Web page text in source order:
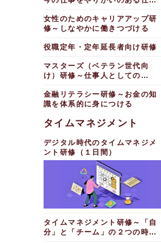
ワークで学ぶ（半日間）
ベテラン・シニア向け
50代活動（いそかつ）
ルを考える
イン研修～キャリアシフトに向
けた意識変革と計画策定
（外資企業向け）50代
キャリアデザイン研修～自分の
価値を高める
50代向け研修～これま
でを振り返り、人生の先輩とし
て知識を後輩に伝える
50代向け研修～自身の
スキルを棚卸し、これからの目
標を考える（半日間）
ベテラン向けキャリアデ
ザイン研修～変化に適応できる
スキルを習得する
女性向けキャリア研修～
キャリアを「Must・Will・
レゴ®シリアスプレイ®
を使ったチームビルディング研
修（半日間）
部下とのコミュニケーシ
ョン実践研修～心理的安全性の
高い職場を作る
【持続可能な成長をするためのアン
（半日研修）仕事の進め
方研修～アンラーニングで思考
（半日研修）ＤＸ理解研
【キャリアデザイン】
３０代向けキャリアデザ
イン研修～主体的かつ戦略的に
キャリアを考える
４０代向けキャリアデザ
イン研修～ワーク・ライフ・マ
ネーバランスを考える
５０代活動（いそかつ）
研修 ～これからのワークスタ
イン研修～意識変革と計画策定
マスターズベテラン世代
向け研修～好奇心をもって仕事
人としての「芸」を磨く
デジタルスキルを習得する
～Excel初級者でもＡＩの力で
使いこなす
＜速習！＞中級者向け
Excel研修～データの集計・分
析編（半日間）
人を動かすPowerPoint
資料の作り方研修～相手目線で
デザインする
長文作成のためのWord
研修～変更に強い仕様書・報告
書・マニュアルを作成する
Python学院～プログラ
ミング未経験者が業務への活用
方法を学ぶ
ジョブ・クラフティング
研修～やりがいのある仕事に変
値観を探る（半日間）
ビジネスゲーム研修～仕
事をポジティブに捉える編
る
形成とモチベーション管理編
20代向けキャリアデザ
イン研修～Must・Can・Will
でキャリアを考える
イン研修～主体的かつ戦略的に
キャリアを考える
40代向けキャリアデザ
イン研修～ワーク・ライフ・マ
ネーバランスを考える
50代向けキャリアデザ
イン研修～人生100年時代のマ
ネーとキャリアを考える
動機付けで部下のやる気を高める
部下モチベーション向上
研修
援編（１日間）
【女性活躍推進】
【まとめ】女性活躍推進
女性活躍推進研修 ～リ
ーダーへのステップアップ編
（１日間）
信を持ってキャリアアップを目
指す編（２日間）
性管理職向け職場環境整備編
（１日間）
女性のためのキャリアア
ップ研修～アンコンシャス・バ
イアスにとらわれず、しなやか
に働きつづけるためのヒントを
得る（１日間）
女性活躍推進研修 自分
らしさを発揮できるリーダー像
を描く編（半日間）
女性活躍推進研修 ～メ
ンタルタフネス編（１日間）
研修
労務管理研修
個人情報保護法研修
新任システム担当者研修
（１日間）
【受け入れ側向け】
ＯＪＴ指導者研修(１日
メンター研修(１日間)
マニュアル作成研修 ～
基礎編(１日間)
部下との面談力向上研修
（１日間)
の異動編（１日間）
職種転換者向け営業基礎
研修～他職種から営業へのキャ
女性向けキャリアチェン
種転換する編（１日間）
営業研修 ～セールスプ
レゼンテーションスキル編（１
日間）
案書の作成と折衝力編（１日
間）
【サポートセンターへの職種転換】
オペレータースキル向上
研修～相手が満足するトークス
電話応対研修 ～よりよ
い応対を考える編（１日間）
電話応対研修 ～アウト
クレーム電話対応研修
50代活動（いそかつ）
研修～これからのワークスタイ
ルを考える
女性のためのスマートワ
職場に貢献する
行政向けキャリアデザイ
行政向けキャリアデザイ
ン研修～ミドル編
行政向けキャリアデザイ
ン研修～シニア編
トラブルを回避するために
コンプライアンス研修～
個人情報保護、情報セキュリテ
ィを知る編（半日間）
個人情報保護研修～コン
プライアンスと個人情報保護編
（半日間）
新入社員・新社会人向け
モラル＆コンプライアンス研修
女性のためのキャリアアップ研
修～しなやかに働きつづける
役職定年・定年延長者向け研修
マスターズ（ベテラン世代向
け）研修～仕事人としての
金融リテラシー研修～お金の知
識を体系的に身につける
タイムマネジメント
デジタル時代のタイムマネジメ
ント研修（１日間）
タイムマネジメント研修～「自
分」と「チーム」の２つの時間